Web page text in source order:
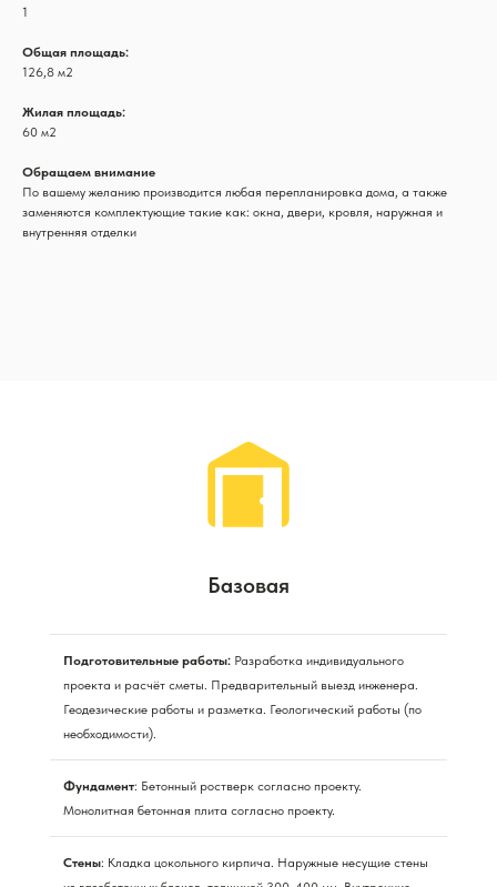
1
Общая площадь:
126,8 м2
Жилая площадь:
60 м2
Обращаем внимание
По вашему желанию производится любая перепланировка дома, а также
заменяются комплектующие такие как: окна, двери, кровля, наружная и
внутренняя отделки
Базовая
Подготовительные работы: Разработка индивидуального
проекта и расчёт сметы. Предварительный выезд инженера.
Геодезические работы и разметка. Геологический работы (по
необходимости).
Фундамент: Бетонный ростверк согласно проекту.
Монолитная бетонная плита согласно проекту.
Стены: Кладка цокольного кирпича. Наружные несущие стены